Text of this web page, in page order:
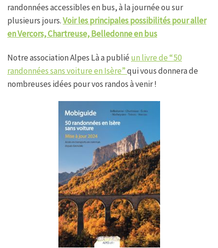
randonnées accessibles en bus, à la journée ou sur
plusieurs jours.Voir les principales possibilités pour aller
en Vercors, Chartreuse, Belledonne en bus
Notre association Alpes Là a publiéun livre de “50
randonnées sans voiture en Isère”qui vous donnera de
nombreuses idées pour vos randos à venir !